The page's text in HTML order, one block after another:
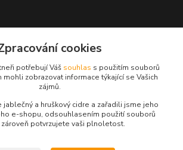
cookies
potřebují Váš souhlas s použitím souborů
mohli zobrazovat informace týkající se Vašich
zájmů.
jablečný a hruškový cidre a zařadili jsme jeho
e-shopu, odsouhlasením použití souborů
potvrzujete vaši plnoletost.